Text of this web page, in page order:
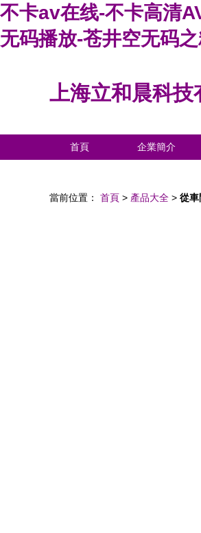
不卡av在线-不卡高清
无码播放-苍井空无码
上海立和晨科技
首頁 企業簡介
當前位置： 首頁 > 產品大全 > 從